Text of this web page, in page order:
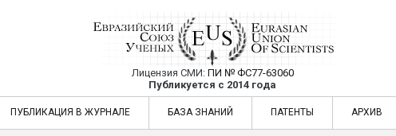
Евразийский Союз Ученых —
Лицензия СМИ: ПИ № ФС77-63060
Публикуется с 2014 года
Евразийский Союз Ученых — публикация научных статей в
ПУБЛИКАЦИЯ В ЖУРНАЛЕ БАЗА ЗНАНИЙ ПАТЕНТЫ АРХИВ